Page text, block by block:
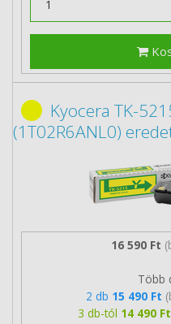
Kyocera TK-
(1T02R6ANL0)
16 590 Ft
Több
2 db 15 490 Ft
3 db-tól 14 490 Ft